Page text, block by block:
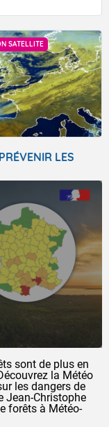
SATELLITE
LES
sont de plus en
la Météo
les dangers de
Jean-Christophe
forêts à Météo-